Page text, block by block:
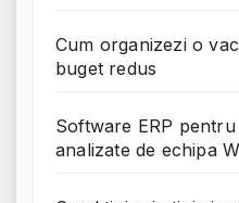
Cum organizezi o
buget redus
Software ERP
analizate de echipa